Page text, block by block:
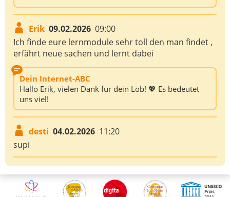
Erik 09.02.2026 09:00
Ich finde eure lernmodule sehr toll den man findet ,
erfährt neue sachen und lernt dabei
Dein Internet-ABC
Hallo Erik, vielen Dank für dein Lob! 💖 Es bedeutet
uns viel!
desti 04.02.2026 11:20
supi